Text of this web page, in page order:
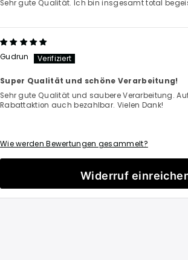
Sehr gute Qualität. Ich bin insgesamt total
Gudrun
Super Qualität und schöne Verarbeitung!
Sehr gute Qualität und saubere Verarbeitung.
Rabattaktion auch bezahlbar. Vielen Dank!
Wie werden Bewertungen gesammelt?
Widerruf